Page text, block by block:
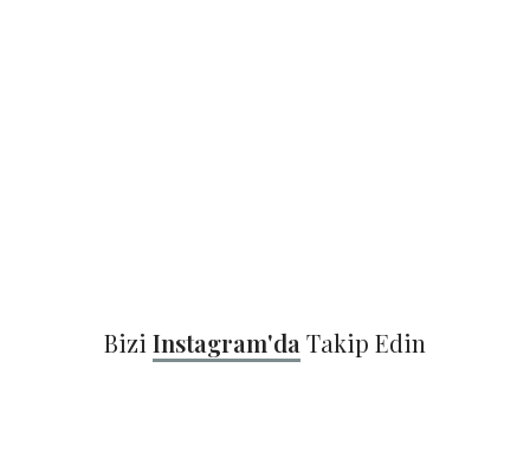
Bizi Instagram'da Takip Edin